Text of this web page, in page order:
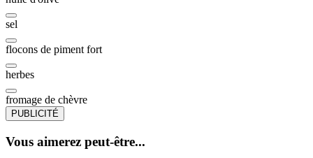
sel
flocons de piment fort
herbes
fromage de chèvre
PUBLICITÉ
Vous aimerez peut-être...